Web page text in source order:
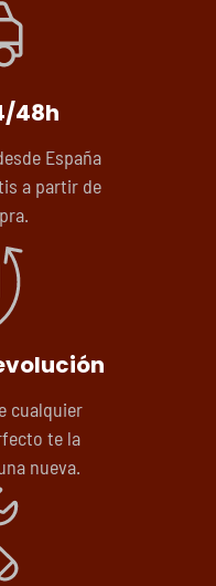
48h
España
a partir de
cualquier
te la
nueva.